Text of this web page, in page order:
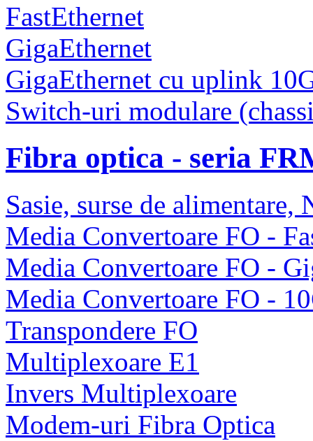
FastEthernet
GigaEthernet
GigaEthernet cu uplink
Switch-uri modulare
Fibra optica - seria
Sasie, surse de alimentare,
Media Convertoare FO -
Media Convertoare FO -
Media Convertoare FO -
Transpondere FO
Multiplexoare E1
Invers Multiplexoare
Modem-uri Fibra Optica